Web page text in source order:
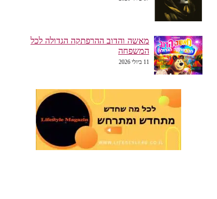
מאשה והדוב ההרפתקה הגדולה לכל
המשפחה
11 ביולי 2026